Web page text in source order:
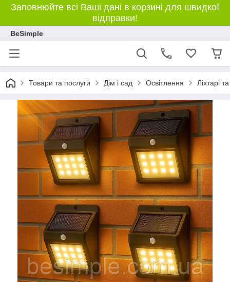
Заповнюйте всі Ваші дані в корзині для швидкої
відправки!
BeSimple
Товари та послуги Дім і сад Освітлення Ліхтарі